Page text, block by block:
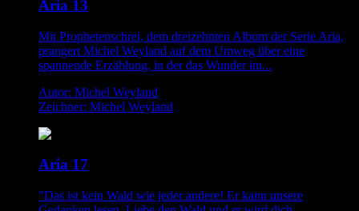
Aria 13
Mit Prophetenschrei, dem dreizehnten Album der Serie Aria,
prangert Michel Weyland auf dem Umweg über eine
spannende Erzählung, in der das Wunder im...
Autor: Michel Weyland
Zeichner: Michel Weyland
Aria 17
"Das ist kein Wald wie jeder andere! Er kann unsere